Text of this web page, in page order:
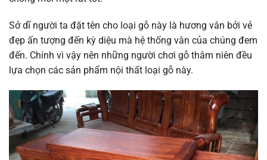
Sở dĩ người ta đặt tên cho loại gỗ này là hương vân bởi vẻ
đẹp ấn tượng đến kỳ diệu mà hệ thống vân của chúng đem
đến. Chính vì vậy nên những người chơi gỗ thâm niên đều
lựa chọn các sản phẩm nội thất loại gỗ này.